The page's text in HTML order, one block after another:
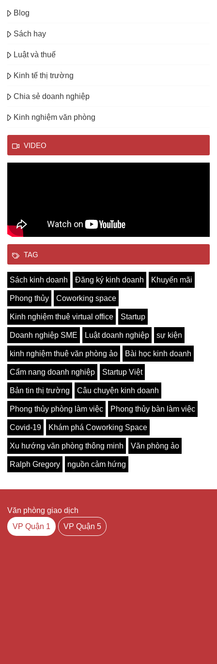
Blog
Sách hay
Luật và thuế
Kinh tế thị trường
Chia sẻ doanh nghiệp
Kinh nghiệm văn phòng
VIDEO
TAG
Sách kinh doanh Đăng ký kinh doanh Khuyến mãi
Phong thủy Coworking space
Kinh nghiệm thuê virtual office Startup
Doanh nghiệp SME Luật doanh nghiệp sự kiện
kinh nghiệm thuê văn phòng ảo Bài học kinh doanh
Cẩm nang doanh nghiệp Startup Việt
Bản tin thị trường Câu chuyện kinh doanh
Phong thủy phòng làm việc Phong thủy bàn làm việc
Covid-19 Khám phá Coworking Space
Xu hướng văn phòng thông minh Văn phòng ảo
Ralph Gregory nguồn cảm hứng
Văn phòng giao dịch
VP Quận 1
VP Quận 5